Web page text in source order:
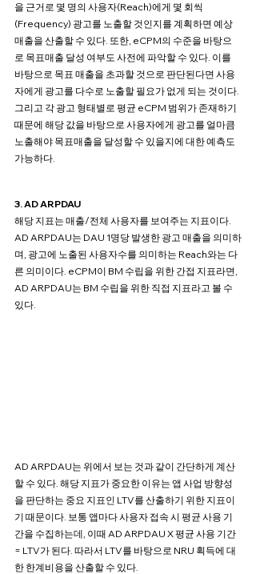
을 근거로 몇 명의 사용자(Reach)에게 몇 회씩
(Frequency) 광고를 노출할 것인지를 계획하면 예상
매출을 산출할 수 있다. 또한, eCPM의 수준을 바탕으
로 목표매출 달성 여부도 사전에 파악할 수 있다. 이를
바탕으로 목표 매출을 초과할 것으로 판단된다면 사용
자에게 광고를 다수로 노출할 필요가 없게 되는 것이다.
그리고 각 광고 형태별로 평균 eCPM 범위가 존재하기
때문에 해당 값을 바탕으로 사용자에게 광고를 얼마큼
노출해야 목표매출을 달성할 수 있을지에 대한 예측도
가능하다.
3. AD ARPDAU
해당 지표는 매출/전체 사용자를 보여주는 지표이다.
AD ARPDAU는 DAU 1명당 발생한 광고 매출을 의미하
며, 광고에 노출된 사용자수를 의미하는 Reach와는 다
른 의미이다. eCPM이 BM 수립을 위한 간접 지표라면,
AD ARPDAU는 BM 수립을 위한 직접 지표라고 볼 수
있다.
AD ARPDAU는 위에서 보는 것과 같이 간단하게 계산
할 수 있다. 해당 지표가 중요한 이유는 앱 사업 방향성
을 판단하는 중요 지표인 LTV를 산출하기 위한 지표이
기 때문이다. 보통 앱마다 사용자 접속 시 평균 사용 기
간을 수집하는데, 이때 AD ARPDAU X 평균 사용 기간
= LTV가 된다. 따라서 LTV를 바탕으로 NRU 획득에 대
한 한계비용을 산출할 수 있다.